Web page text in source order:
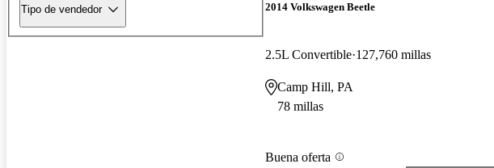
Tipo de vendedor 2014 Volkswagen Beetle
2.5L Convertible 127,760 millas
Camp Hill, PA
78 millas
Buena oferta